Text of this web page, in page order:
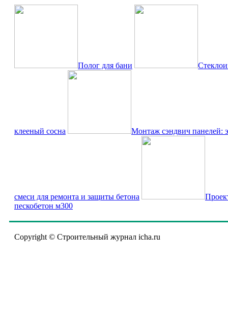
Полог для бани
клееный сосна Монтаж сэндвич панелей:
смеси для ремонта и защиты бетона
пескобетон м300
Copyright © Строительный журнал icha.ru